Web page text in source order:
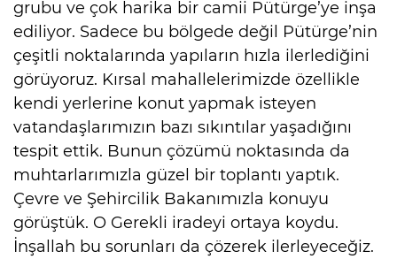
grubu ve çok harika bir camii Pütürge’ye inşa
ediliyor. Sadece bu bölgede değil Pütürge’nin
çeşitli noktalarında yapıların hızla ilerlediğini
görüyoruz. Kırsal mahallelerimizde özellikle
kendi yerlerine konut yapmak isteyen
vatandaşlarımızın bazı sıkıntılar yaşadığını
tespit ettik. Bunun çözümü noktasında da
muhtarlarımızla güzel bir toplantı yaptık.
Çevre ve Şehircilik Bakanımızla konuyu
görüştük. O Gerekli iradeyi ortaya koydu.
İnşallah bu sorunları da çözerek ilerleyeceğiz.